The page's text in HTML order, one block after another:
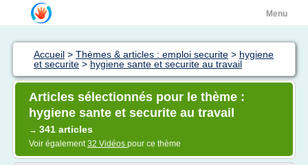
Menu
Accueil > Thèmes & articles : emploi securite > hygiene
et securite > hygiene sante et securite au travail
Articles sélectionnés pour le thème :
hygiene sante et securite au travail
→ 341 articles
Voir également32 Vidéos pour ce thème